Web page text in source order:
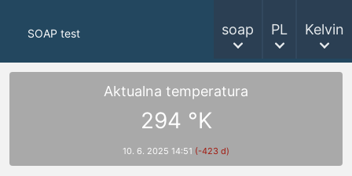
SOAP test soap PL Kelvin
Aktualna temperatura
294 °K
10. 6. 2025 14:51 (-423 d)